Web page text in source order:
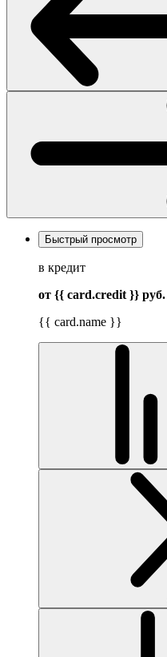
Быстрый просмотр
в кредит
от {{ card.credit }} руб.
{{ card.name }}